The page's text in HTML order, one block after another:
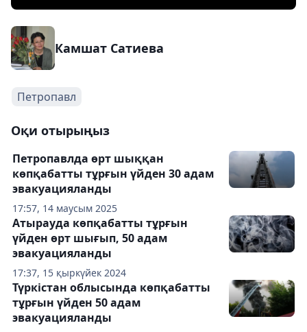
Камшат Сатиева
Петропавл
Оқи отырыңыз
17:57, 14 маусым 2025
Петропавлда өрт шыққан
көпқабатты тұрғын үйден 30 адам
эвакуацияланды
17:37, 15 қыркүйек 2024
Атырауда көпқабатты тұрғын
үйден өрт шығып, 50 адам
эвакуацияланды
Түркістан облысында көпқабатты
тұрғын үйден 50 адам
эвакуацияланды